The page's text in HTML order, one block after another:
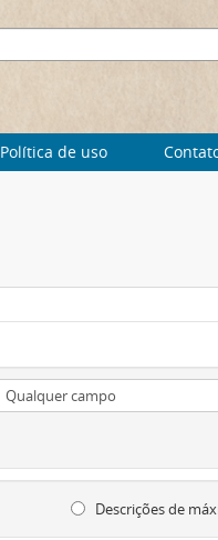
Política de uso
Descrições de